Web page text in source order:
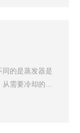
分利用，又可
调压...
的是蒸发器是
需要冷却的物
备。根据被冷